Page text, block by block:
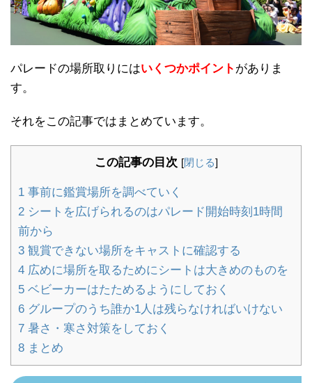
パレードの場所取りにはいくつかポイント がありま
す。
それをこの記事ではまとめています。
この記事の目次 [閉じる]
1 事前に鑑賞場所を調べていく
2 シートを広げられるのはパレード開始時刻1時間
前から
3 観賞できない場所をキャストに確認する
4 広めに場所を取るためにシートは大きめのものを
5 ベビーカーはたためるようにしておく
6 グループのうち誰か1人は残らなければいけない
7 暑さ・寒さ対策をしておく
8 まとめ